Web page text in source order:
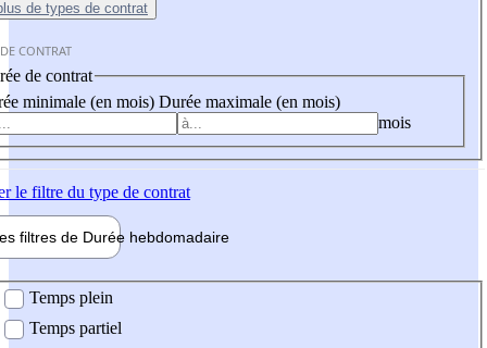
de types de contrat
CONTRAT
de contrat
minimale (en mois) Durée maximale (en mois)
mois
le filtre du type de contrat
filtres de Durée hebdomadaire
Temps plein
Temps partiel